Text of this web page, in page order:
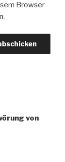
Browser
von